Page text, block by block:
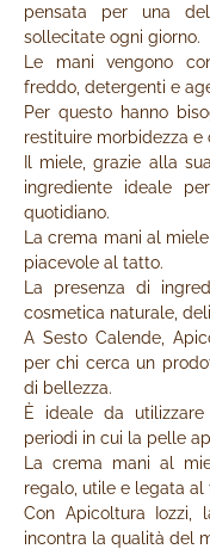
pensata per una
sollecitate ogni giorno.
Le mani vengono
freddo, detergenti e
Per questo hanno
restituire morbidezza e
Il miele, grazie alla
ingrediente ideale
quotidiano.
La crema mani al
piacevole al tatto.
La presenza di
cosmetica naturale,
A Sesto Calende,
per chi cerca un
di bellezza.
È ideale da
periodi in cui la pelle
La crema mani al
regalo, utile e legata al
Con Apicoltura Iozzi,
incontra la qualità del